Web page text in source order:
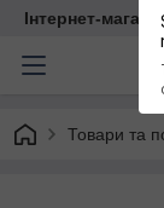
Інтернет-
Товари та